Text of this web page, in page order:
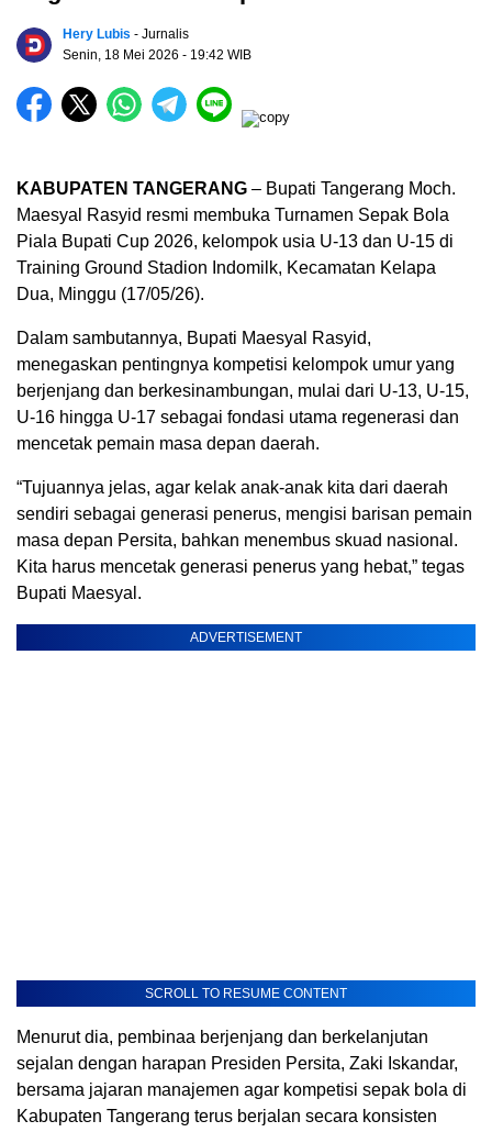
Hery Lubis - Jurnalis
Senin, 18 Mei 2026 - 19:42 WIB
KABUPATEN TANGERANG – Bupati Tangerang Moch.
Maesyal Rasyid resmi membuka Turnamen Sepak Bola
Piala Bupati Cup 2026, kelompok usia U-13 dan U-15 di
Training Ground Stadion Indomilk, Kecamatan Kelapa
Dua, Minggu (17/05/26).
Dalam sambutannya, Bupati Maesyal Rasyid,
menegaskan pentingnya kompetisi kelompok umur yang
berjenjang dan berkesinambungan, mulai dari U-13, U-15,
U-16 hingga U-17 sebagai fondasi utama regenerasi dan
mencetak pemain masa depan daerah.
“Tujuannya jelas, agar kelak anak-anak kita dari daerah
sendiri sebagai generasi penerus, mengisi barisan pemain
masa depan Persita, bahkan menembus skuad nasional.
Kita harus mencetak generasi penerus yang hebat,” tegas
Bupati Maesyal.
ADVERTISEMENT
SCROLL TO RESUME CONTENT
Menurut dia, pembinaa berjenjang dan berkelanjutan
sejalan dengan harapan Presiden Persita, Zaki Iskandar,
bersama jajaran manajemen agar kompetisi sepak bola di
Kabupaten Tangerang terus berjalan secara konsisten